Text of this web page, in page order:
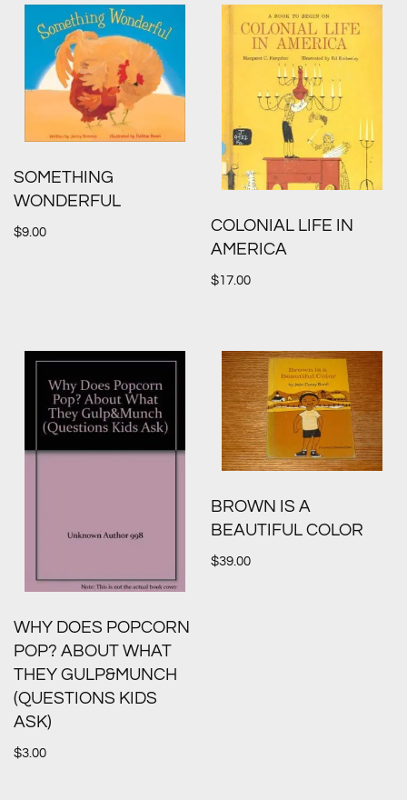
SOMETHING
WONDERFUL
$9.00
COLONIAL LIFE IN
AMERICA
$17.00
WHY DOES POPCORN
POP? ABOUT WHAT
THEY GULP&MUNCH
(QUESTIONS KIDS
ASK)
$3.00
BROWN IS A
BEAUTIFUL COLOR
$39.00